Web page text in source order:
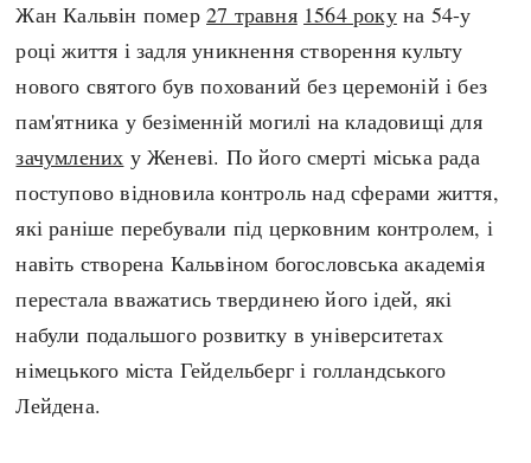
Жан Кальвін помер27 травня 1564 рокуна 54-у
році життя і задля уникнення створення культу
нового святого був похований без церемоній і без
пам'ятника у безіменній могилі на кладовищі для
зачумлених у Женеві. По його смерті міська рада
поступово відновила контроль над сферами життя,
які раніше перебували під церковним контролем, і
навіть створена Кальвіном богословська академія
перестала вважатись твердинею його ідей, які
набули подальшого розвитку в університетах
німецького міста Гейдельберг і голландського
Лейдена.